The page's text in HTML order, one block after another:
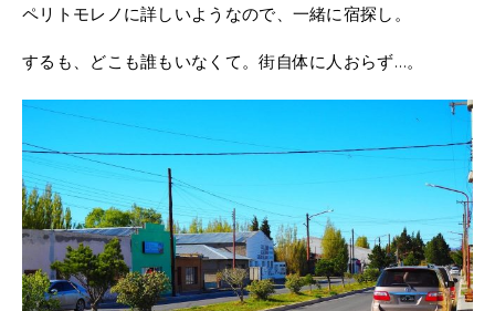
ペリトモレノに詳しいようなので、一緒に宿探し。
するも、どこも誰もいなくて。街自体に人おらず…。